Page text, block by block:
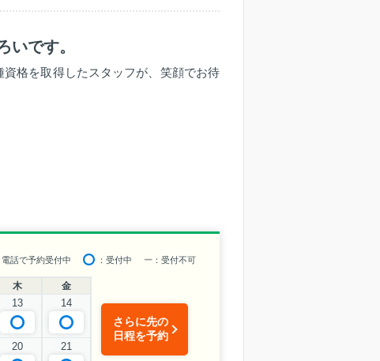
いです。
格を取得したスタッフが、笑顔でお待
電話で予約受付中 ：受付中 ー ：受付不可
木 金
13 14
20 21
さらに先の
日程を予約